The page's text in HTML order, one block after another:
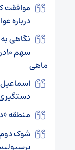
موافقت
درباره
ماهی
دستگیری
منطقه
شوک دوم